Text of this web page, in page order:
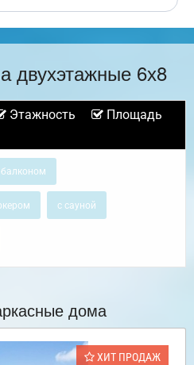
двухэтажные 6х8
Этажность
Площадь
балконом
с сауной
дома
ХИТ ПРОДАЖ